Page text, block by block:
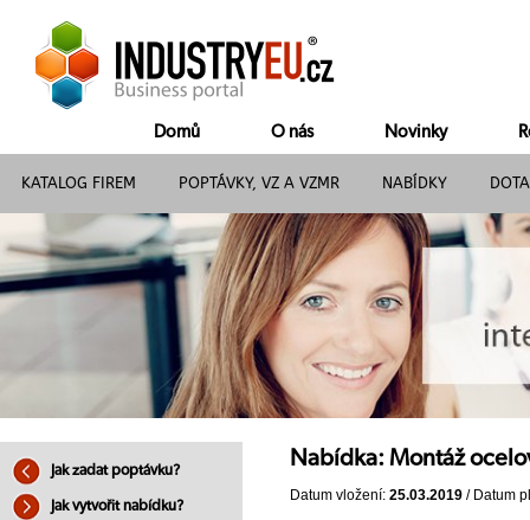
Domů O nás Novinky
KATALOG FIREM POPTÁVKY, VZ A VZMR NABÍDKY
Jak zadat poptávku?
Jak vytvořit nabídku?
Nabídka: Montáž
Datum vložení: 25.03.2019 / Datum